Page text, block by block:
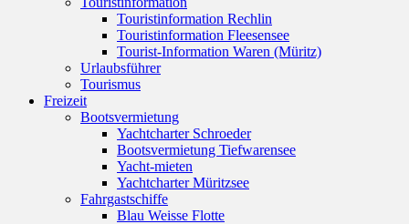
Touristinformation Rechlin
Touristinformation Fleesensee
Tourist-Information Waren (Müritz)
Urlaubsführer
Tourismus
Freizeit
Bootsvermietung
Yachtcharter Schroeder
Bootsvermietung Tiefwarensee
Yacht-mieten
Yachtcharter Müritzsee
Fahrgastschiffe
Blau Weisse Flotte